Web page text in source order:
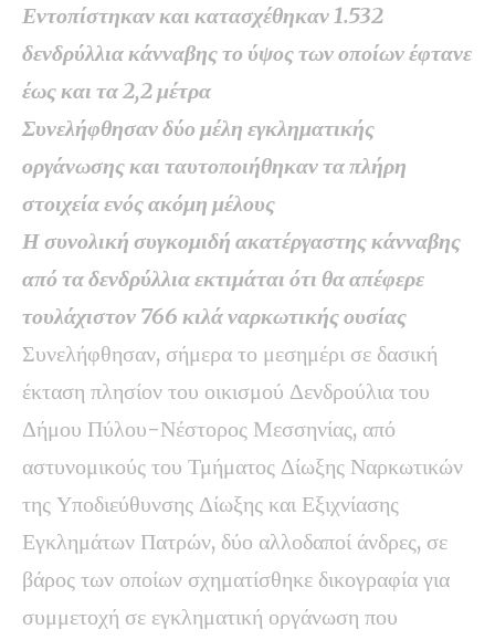
Εντοπίστηκαν και κατασχέθηκαν 1.532
δενδρύλλια κάνναβης το ύψος των οποίων έφτανε
έως και τα 2,2 μέτρα
Συνελήφθησαν δύο μέλη εγκληματικής
οργάνωσης και ταυτοποιήθηκαν τα πλήρη
στοιχεία ενός ακόμη μέλους
Η συνολική συγκομιδή ακατέργαστης κάνναβης
από τα δενδρύλλια εκτιμάται ότι θα απέφερε
τουλάχιστον 766 κιλά ναρκωτικής ουσίας
Συνελήφθησαν, σήμερα το μεσημέρι σε δασική
έκταση πλησίον του οικισμού Δενδρούλια του
Δήμου Πύλου-Νέστορος Μεσσηνίας, από
αστυνομικούς του Τμήματος Δίωξης Ναρκωτικών
της Υποδιεύθυνσης Δίωξης και Εξιχνίασης
Εγκλημάτων Πατρών, δύο αλλοδαποί άνδρες, σε
βάρος των οποίων σχηματίσθηκε δικογραφία για
συμμετοχή σε εγκληματική οργάνωση που